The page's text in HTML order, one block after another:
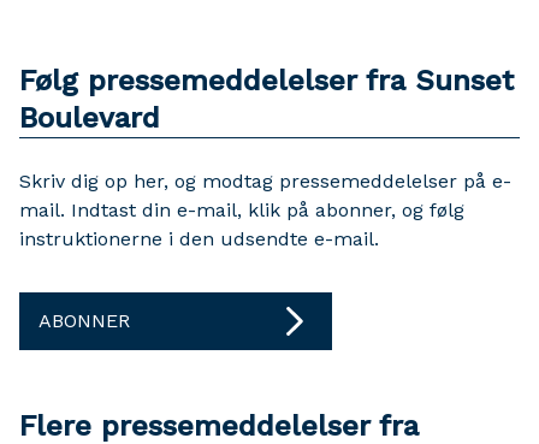
Følg pressemeddelelser fra Sunset
Boulevard
Skriv dig op her, og modtag pressemeddelelser på e-
mail. Indtast din e-mail, klik på abonner, og følg
instruktionerne i den udsendte e-mail.
ABONNER
Flere pressemeddelelser fra